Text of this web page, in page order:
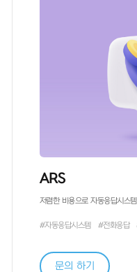
ARS
저렴한 비용으로 자동응답시스
#자동응답시스템 #전화응답
문의 하기